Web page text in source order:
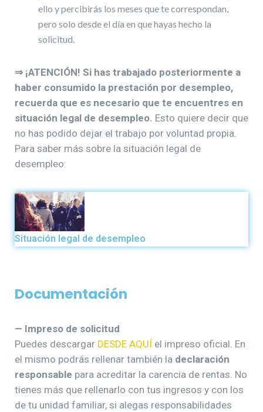
ello y percibirás los meses que te correspondan,
pero solo desde el día en que hayas hecho la
solicitud.
⇒ ¡ATENCIÓN! Si has trabajado posteriormente a
haber consumido la prestación por desempleo,
recuerda que es necesario que te encuentres en
situación legal de desempleo. Esto quiere decir que
no has podido dejar el trabajo por voluntad propia.
Para saber más sobre la situación legal de
desempleo:
Situación legal de desempleo
Documentación
— Impreso de solicitud
Puedes descargar DESDE AQUÍ el impreso oficial. En
el mismo podrás rellenar también la declaración
responsable para acreditar la carencia de rentas. No
tienes más que rellenarlo con tus ingresos y con los
de tu unidad familiar, si alegas responsabilidades